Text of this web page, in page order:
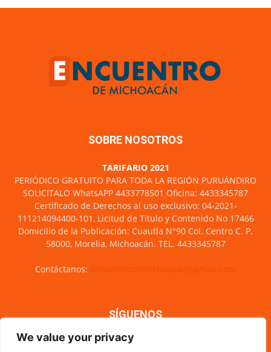
We value your privacy
SOBRE NOSOTROS
TARIFARIO 2021
PERIÓDICO GRATUITO PARA TODA LA REGIÓN PURUÁNDIRO
SOLICITALO WhatsAPP 4433778501 Oficina: 4433345787
Certificado de Derechos al uso exclusivo: 04-2021-
111214094400-101, Licitud de Titulo y Contenido No 17466
Domicilio de la Publicación: Cuautla N°90 Col. Centro C. P.
58000, Morelia, Michoacán. TEL. 4433345787
Contáctanos:
SÍGUENOS